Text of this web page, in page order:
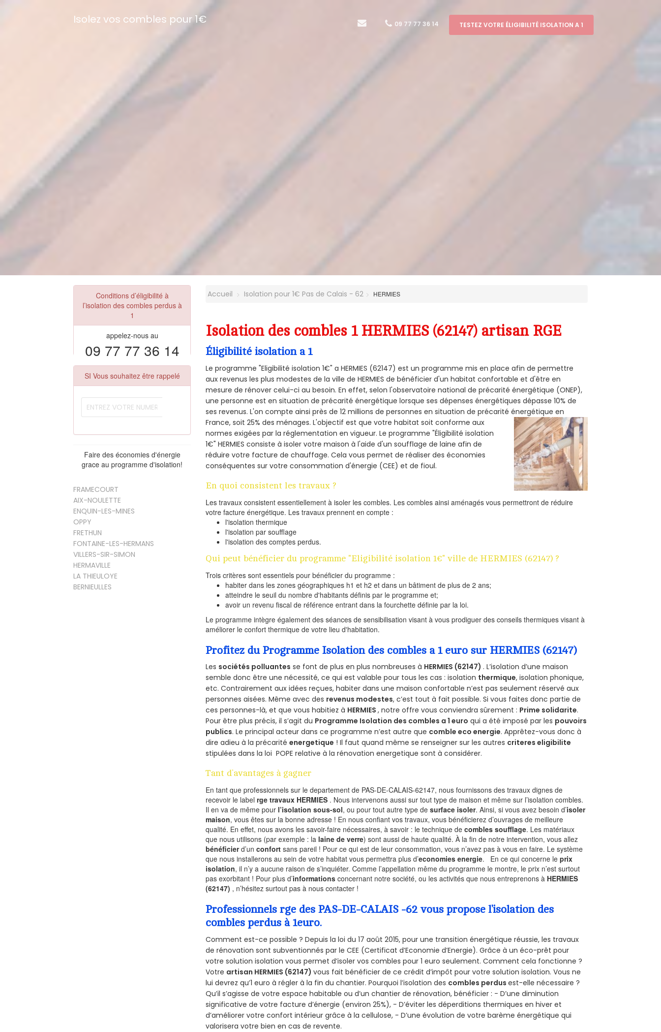
Isolez vos combles pour 1€ 09 77 77 36 14 TESTEZ VOTRE ÉLIGIBILITÉ ISOLATION A 1
Conditions d’éligibilité à
l’isolation des combles perdus à
1
appelez-nous au
09 77 77 36 14
SI Vous souhaitez être rappelé
Faire des économies d'énergie
grace au programme d'isolation!
FRAMECOURT
AIX-NOULETTE
ENQUIN-LES-MINES
OPPY
FRETHUN
FONTAINE-LES-HERMANS
VILLERS-SIR-SIMON
HERMAVILLE
LA THIEULOYE
BERNIEULLES
Accueil Isolation pour 1€ Pas de Calais - 62 HERMIES
Isolation des combles 1 HERMIES (62147) artisan RGE
Éligibilité isolation a 1
Le programme "Eligibilité isolation 1€" a HERMIES (62147) est un programme mis en place afin de permettre
aux revenus les plus modestes de la ville de HERMIES de bénéficier d'un habitat confortable et d'être en
mesure de rénover celui-ci au besoin. En effet, selon l'observatoire national de précarité énergétique (ONEP),
une personne est en situation de précarité énergétique lorsque ses dépenses énergétiques dépasse 10% de
ses revenus. L'on compte ainsi près de 12 millions de personnes en situation de précarité énergétique en
France, soit 25% des ménages.L'objectif est que votre habitat soit conforme aux
normes exigées par la réglementation en vigueur. Le programme "Éligibilité isolation
1€" HERMIES consiste à isoler votre maison à l'aide d'un soufflage de laine afin de
réduire votre facture de chauffage. Cela vous permet de réaliser des économies
conséquentes sur votre consommation d'énergie (CEE) et de fioul.
En quoi consistent les travaux ?
Les travaux consistent essentiellement à isoler les combles. Les combles ainsi aménagés vous permettront de réduire
votre facture énergétique. Les travaux prennent en compte :
l'isolation thermique
l'isolation par soufflage
l'isolation des comptes perdus.
Qui peut bénéficier du programme "Eligibilité isolation 1€" ville de HERMIES (62147) ?
Trois critères sont essentiels pour bénéficier du programme :
habiter dans les zones géographiques h1 et h2 et dans un bâtiment de plus de 2 ans;
atteindre le seuil du nombre d'habitants définis par le programme et;
avoir un revenu fiscal de référence entrant dans la fourchette définie par la loi.
Le programme intègre également des séances de sensibilisation visant à vous prodiguer des conseils thermiques visant à
améliorer le confort thermique de votre lieu d'habitation.
Profitez du Programme Isolation des combles a 1 euro sur HERMIES (62147)
Les sociétés polluantes se font de plus en plus nombreuses à HERMIES (62147) . L’isolation d’une maison
semble donc être une nécessité, ce qui est valable pour tous les cas : isolation thermique, isolation phonique,
etc. Contrairement aux idées reçues, habiter dans une maison confortable n’est pas seulement réservé aux
personnes aisées. Même avec des revenus modestes, c’est tout à fait possible. Si vous faites donc partie de
ces personnes-là, et que vous habitiez à HERMIES, notre offre vous conviendra sûrement : Prime solidarite.
Pour être plus précis, il s’agit du Programme Isolation des combles a 1 euro qui a été imposé par les pouvoirs
publics. Le principal acteur dans ce programme n’est autre que comble eco energie. Apprêtez-vous donc à
dire adieu à la précaritéenergetique ! Il faut quand même se renseigner sur les autres criteres eligibilite
stipulées dans la loi POPE relative à la rénovation energetique sont à considérer.
Tant d’avantages à gagner
En tant que professionnels sur le departement de PAS-DE-CALAIS-62147, nous fournissons des travaux dignes de
recevoir le labelrge travaux HERMIES . Nous intervenons aussi sur tout type de maison et même sur l’isolation combles.
Il en va de même pour l’isolation sous-sol, ou pour tout autre type desurface isoler. Ainsi, si vous avez besoin d’isoler
maison, vous êtes sur la bonne adresse ! En nous confiant vos travaux, vous bénéficierez d’ouvrages de meilleure
qualité. En effet, nous avons les savoir-faire nécessaires, à savoir : le technique decombles soufflage. Les matériaux
que nous utilisons (par exemple : la laine de verre) sont aussi de haute qualité. À la fin de notre intervention, vous allez
bénéficierd’unconfort sans pareil ! Pour ce qui est de leur consommation, vous n’avez pas à vous en faire. Le système
que nous installerons au sein de votre habitat vous permettra plus d’economies energie. En ce qui concerne leprix
isolation, il n’y a aucune raison de s’inquiéter. Comme l’appellation même du programme le montre, le prix n’est surtout
pas exorbitant ! Pour plus d’informations concernant notre société, ou les activités que nous entreprenons à HERMIES
(62147) , n’hésitez surtout pas à nous contacter !
Professionnels rge des PAS-DE-CALAIS -62 vous propose l’isolation des
combles perdus à 1euro.
Comment est-ce possible ? Depuis la loi du 17 août 2015, pour une transition énergétique réussie, les travaux
de rénovation sont subventionnés par le CEE (Certificat d’Economie d’Energie). Grâce à un éco-prêt pour
votre solution isolation vous permet d’isoler vos combles pour 1 euro seulement. Comment cela fonctionne ?
Votre artisan HERMIES (62147)vous fait bénéficier de ce crédit d’impôt pour votre solution isolation. Vous ne
lui devrez qu’1 euro à régler à la fin du chantier. Pourquoi l’isolation des combles perdusest-elle nécessaire ?
Qu’il s’agisse de votre espace habitable ou d’un chantier de rénovation, bénéficier : - D’une diminution
significative de votre facture d’énergie (environ 25%), - D’éviter les déperditions thermiques en hiver et
d’améliorer votre confort intérieur grâce à la cellulose, - D’une évolution de votre barème énergétique qui
valorisera votre bien en cas de revente.